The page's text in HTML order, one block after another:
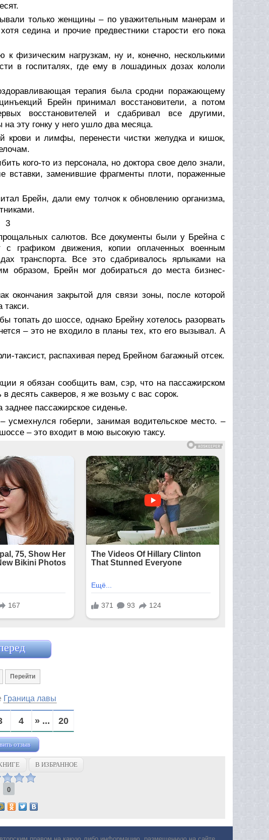
только женщины – по уважительным манерам и
седина и прочие предвестники старости его пока
физическим нагрузкам, ну и, конечно, несколькими
в госпиталях, где ему в лошадиных дозах кололи
терапия была сродни поражающему
Брейн принимал восстановители, а потом
восстановителей и сдабривал все другими,
эту гонку у него ушло два месяца.
крови и лимфы, перенести чистки желудка и кишок,
кого-то из персонала, но доктора свое дело знали,
вставки, заменившие фрагменты плоти, пораженные
Брейн, дали ему толчок к обновлению организма,
3
салютов. Все документы были у Брейна с
с графиком движения, копии оплаченных военным
транспорта. Все это сдабривалось ярлыками на
образом, Брейн мог добираться до места бизнес-
окончания закрытой для связи зоны, после которой
такси.
топать до шоссе, однако Брейну хотелось разорвать
– это не входило в планы тех, кто его вызывал. А
таксист, распахивая перед Брейном багажный отсек.
я обязан сообщить вам, сэр, что на пассажирском
десять сакверов, я же возьму с вас сорок.
пассажирское сиденье.
усмехнулся гоберли, занимая водительское место. –
– это входит в мою высокую таксу.
Граница лавы
4 » ... 20
отзыв
В ИЗБРАННОЕ
0
правом на какую либо информацию, размещенную на сайте